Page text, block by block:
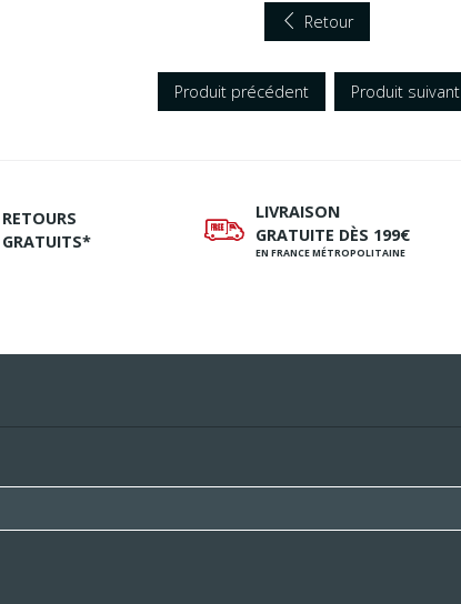
Retour
Produit précédent Produit suivant
RETOURS
GRATUITS*
ø LIVRAISON
GRATUITE DÈS 199€
EN FRANCE MÉTROPOLITAINE